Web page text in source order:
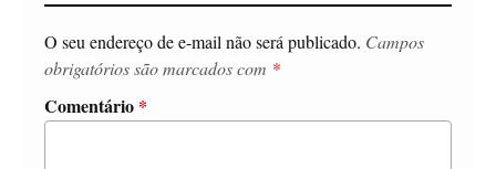
O seu endereço de e-mail não será publicado. Campos
obrigatórios são marcados com *
Comentário *